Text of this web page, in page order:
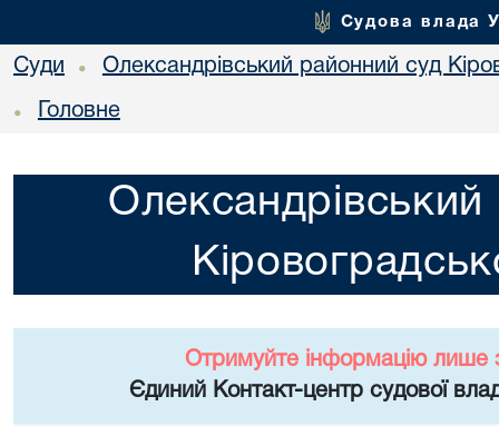
Судова влада
Суди • Олександрівський районний суд
• Головне
Отримуйте інформацію лише
Єдиний Контакт-центр судової